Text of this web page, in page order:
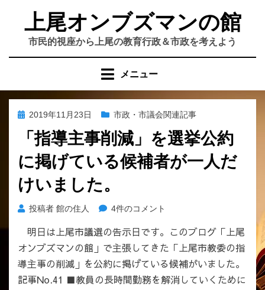
上尾オンブズマンの館
市民的視座から上尾の教育行政＆市政を考えよう
メニュー
投
日:
2019年11月23日 市政・市議会関連記事
「指導主事削減」を選挙公約
に掲げている候補者が一人だ
けいました。
投稿者 館の住人
「指
主
事
削
を
4件のコメント
明日は上尾市議選の告示日です。このブログ「上尾
オンブズマンの館」で主張してきた「上尾市教委の指
導主事の削減」を公約に掲げている候補がいました。
記事No.41 ■教員の長時間勤務を解消していくために